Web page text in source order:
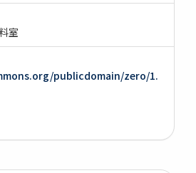
室
publicdomain/zero/1.